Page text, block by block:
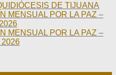
DE TIJUANA
MENSUAL POR LA PAZ –
MENSUAL POR LA PAZ –
2026